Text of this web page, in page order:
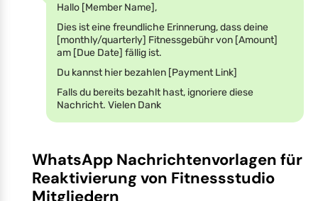
Hallo [Member Name],
Dies ist eine freundliche Erinnerung, dass deine
[monthly/quarterly] Fitnessgebühr von [Amount]
am [Due Date] fällig ist.
Du kannst hier bezahlen [Payment Link]
Falls du bereits bezahlt hast, ignoriere diese
Nachricht. Vielen Dank
WhatsApp Nachrichtenvorlagen für
Reaktivierung von Fitnessstudio
Mitgliedern